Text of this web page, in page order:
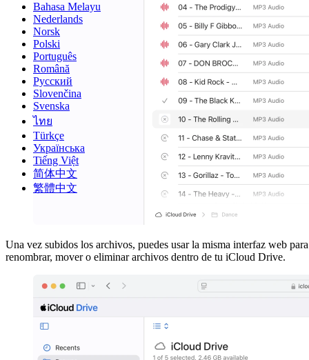
Bahasa Melayu
Nederlands
Norsk
Polski
Português
Română
Русский
Slovenčina
Svenska
ไทย
Türkçe
Українська
Tiếng Việt
简体中文
繁體中文
Una vez subidos los archivos, puedes usar la misma interfaz web para
renombrar, mover o eliminar archivos dentro de tu iCloud Drive.